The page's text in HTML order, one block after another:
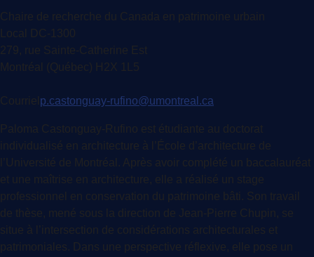
Chaire de recherche du Canada en patrimoine urbain
Local DC-1300
279, rue Sainte-Catherine Est
Montréal (Québec) H2X 1L5
Courriel p.castonguay-rufino@umontreal.ca
Paloma Castonguay-Rufino est étudiante au doctorat
individualisé en architecture à l’École d’architecture de
l’Université de Montréal. Après avoir complété un baccalauréat
et une maîtrise en architecture, elle a réalisé un stage
professionnel en conservation du patrimoine bâti. Son travail
de thèse, mené sous la direction de Jean-Pierre Chupin, se
situe à l’intersection de considérations architecturales et
patrimoniales. Dans une perspective réflexive, elle pose un